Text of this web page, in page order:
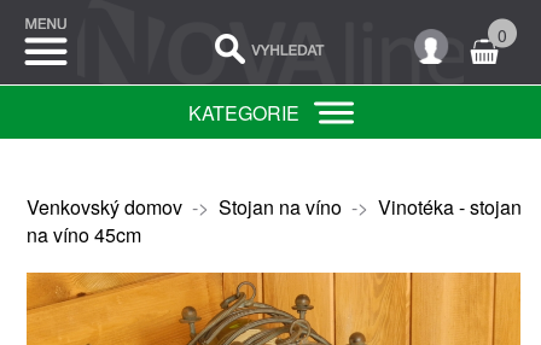
0
KATEGORIE
Venkovský domov-> Stojan na víno-> Vinotéka - stojan
na víno 45cm